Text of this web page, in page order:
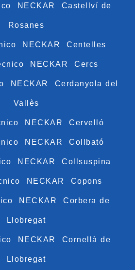
NECKAR Castellví de
Rosanes
NECKAR Centelles
NECKAR Cercs
NECKAR Cerdanyola del
Vallès
NECKAR Cervelló
NECKAR Collbató
NECKAR Collsuspina
NECKAR Copons
NECKAR Corbera de
Llobregat
NECKAR Cornellà de
Llobregat